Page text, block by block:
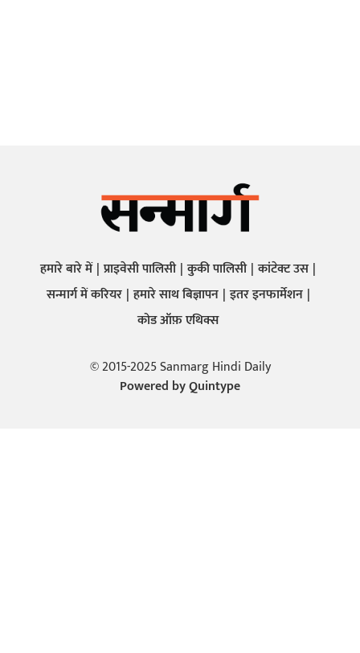
हमारे बारे में प्राइवेसी पालिसी कुकी पालिसी कांटेक्ट उस
सन्मार्ग में करियर हमारे साथ बिज्ञापन इतर इनफार्मेशन
कोड ऑफ़ एथिक्स
© 2015-2025 Sanmarg Hindi Daily
Powered byQuintype